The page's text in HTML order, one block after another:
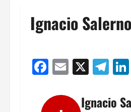
Ignacio Salerno
Facebook
Email
X
Ignacio